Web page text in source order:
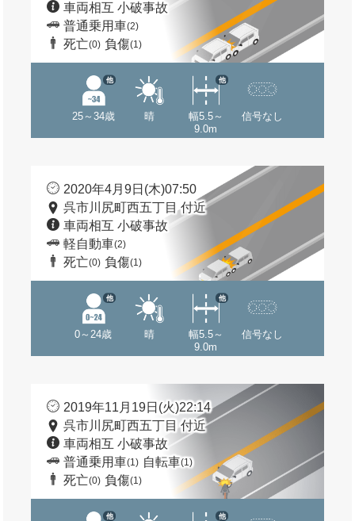
車両相互 小破事故
普通乗用車(2)
死亡(0) 負傷(1)
25～34歳
他
晴
幅5.5～
9.0m
他
信号なし
2020年4月9日(木)07:50
呉市川尻町西五丁目 付近
車両相互 小破事故
軽自動車(2)
死亡(0) 負傷(1)
0～24歳
他
晴
幅5.5～
9.0m
他
信号なし
2019年11月19日(火)22:14
呉市川尻町西五丁目 付近
車両相互 小破事故
普通乗用車(1) 自転車(1)
死亡(0) 負傷(1)
他 他